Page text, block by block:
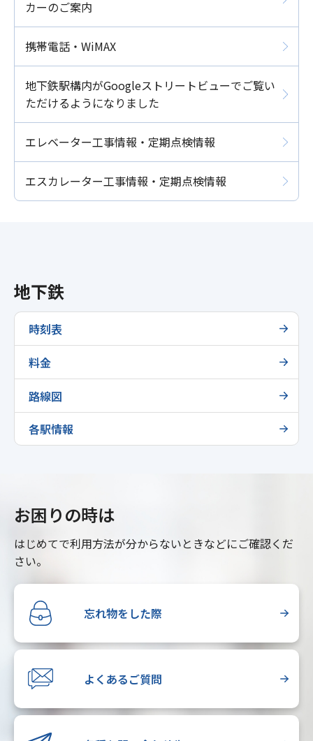
カーのご案内
携帯電話・WiMAX
地下鉄駅構内がGoogleストリートビューでご覧い
ただけるようになりました
エレベーター工事情報・定期点検情報
エスカレーター工事情報・定期点検情報
地下鉄
時刻表
料金
路線図
各駅情報
お困りの時は
はじめてで利用方法が分からないときなどにご確認くだ
さい。
忘れ物をした際
よくあるご質問